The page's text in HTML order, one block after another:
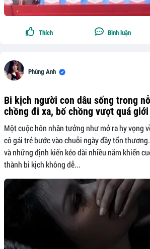
Thích Bình luận
Phùng Anh
Bi kịch người con dâu sống trong
chồng đi xa, bố chồng vượt quá giới
Một cuộc hôn nhân tưởng như mở ra hy vọng
cô gái trẻ bước vào chuỗi ngày đầy tổn
và những định kiến kéo dài nhiều năm khiến
thành bi kịch không dễ...